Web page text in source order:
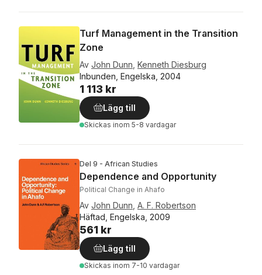
Turf Management in the Transition
Zone
Av John Dunn Kenneth Diesburg
Inbunden, Engelska, 2004
1 113 kr
Lägg till
Skickas inom 5-8 vardagar
Del 9 - African Studies
Dependence and Opportunity
Political Change in Ahafo
Av John Dunn A. F. Robertson
Häftad, Engelska, 2009
561 kr
Lägg till
Skickas inom 7-10 vardagar